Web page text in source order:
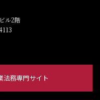
ル2階
法務専門サイト